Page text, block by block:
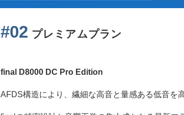
#02 プレミアムプラン
final D8000 DC Pro Edition
AFDS構造により、繊細な高音と量感ある低音を